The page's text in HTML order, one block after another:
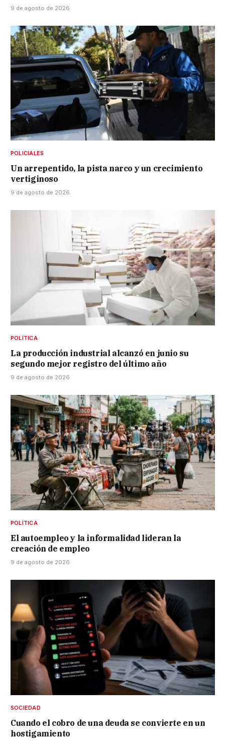
9 de agosto de 2026
POLICIALES
Un arrepentido, la pista narco y un crecimiento
vertiginoso
9 de agosto de 2026
POLÍTICA
La producción industrial alcanzó en junio su
segundo mejor registro del último año
9 de agosto de 2026
POLÍTICA
El autoempleo y la informalidad lideran la
creación de empleo
9 de agosto de 2026
SOCIEDAD
Cuando el cobro de una deuda se convierte en un
hostigamiento